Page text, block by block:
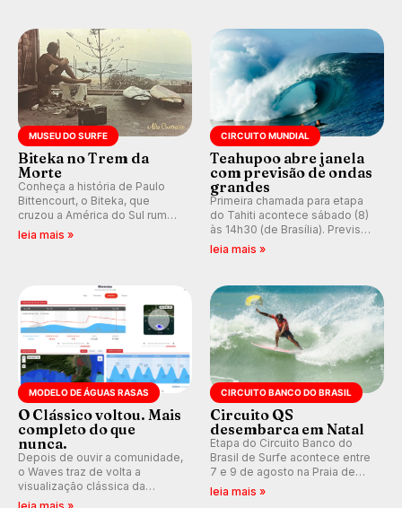
prática em esporte e indústria.
MUSEU DO SURFE
Biteka no Trem da
Morte
Conheça a história de Paulo
Bittencourt, o Biteka, que
cruzou a América do Sul rumo
ao Pacífico em uma jornada
leia mais »
CIRCUITO MUNDIAL
Teahupoo abre janela
com previsão de ondas
grandes
Primeira chamada para etapa
do Tahiti acontece sábado (8)
às 14h30 (de Brasília). Previsão
indica swell consistente.
Kelly Slater convidado.
leia mais »
MODELO DE ÁGUAS RASAS
O Clássico voltou. Mais
completo do que
nunca.
Depois de ouvir a comunidade,
o Waves traz de volta a
visualização clássica da
previsão de águas rasas,
CIRCUITO BANCO DO BRASIL
Circuito QS
desembarca em Natal
Etapa do Circuito Banco do
Brasil de Surfe acontece entre
7 e 9 de agosto na Praia de
Miami (RN), em disputas
leia mais »